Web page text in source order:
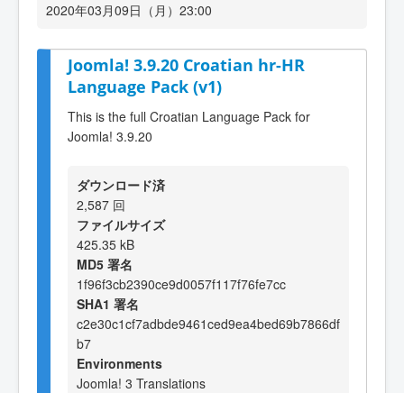
2020年03月09日（月）23:00
Joomla! 3.9.20 Croatian hr-HR
Language Pack (v1)
This is the full Croatian Language Pack for
Joomla! 3.9.20
ダウンロード済
2,587 回
ファイルサイズ
425.35 kB
MD5 署名
1f96f3cb2390ce9d0057f117f76fe7cc
SHA1 署名
c2e30c1cf7adbde9461ced9ea4bed69b7866df
b7
Environments
Joomla! 3 Translations